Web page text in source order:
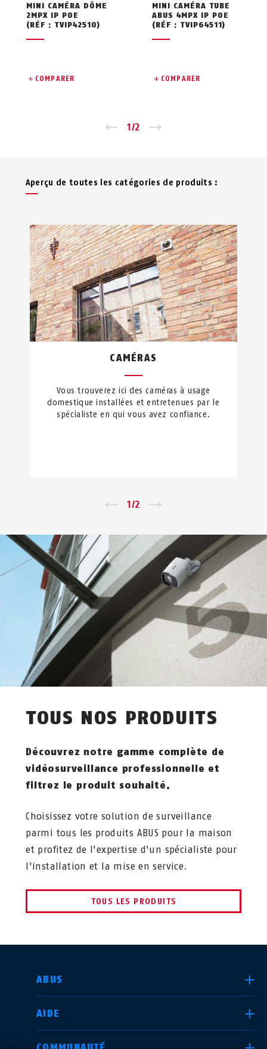
MINI CAMÉRA DÔME
2MPX IP POE
(RÉF : TVIP42510)
COMPARER
MINI CAMÉRA TUBE
ABUS 4MPX IP POE
(RÉF : TVIP64511)
COMPARER
Zurück
1 /2
Aperçu de toutes les catégories de produits :
CAMÉRAS
Vous trouverez ici des caméras à usage
domestique installées et entretenues par le
spécialiste en qui vous avez confiance.
1/2
TOUS NOS PRODUITS
Découvrez notre gamme complète de
vidéosurveillance professionnelle et
filtrez le produit souhaité.
Choisissez votre solution de surveillance
parmi tous les produits ABUS pour la maison
et profitez de l'expertise d'un spécialiste pour
l'installation et la mise en service.
TOUS LES PRODUITS
ABUS
AIDE
CHOISIR UN PAYS
Deutschland